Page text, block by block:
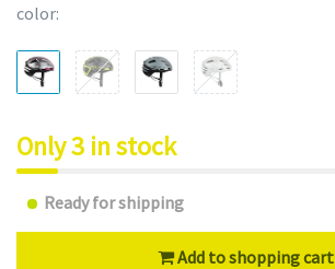
color:
Only 3 in stock
Ready for shipping
Add to shopping cart